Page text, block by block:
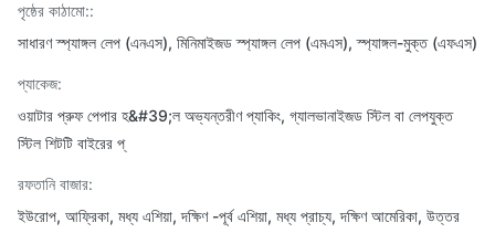
পৃষ্ঠের কাঠামো::
সাধারণ স্প্যাঙ্গল লেপ (এনএস), মিনিমাইজড স্প্যাঙ্গল লেপ (এমএস), স্প্যাঙ্গল-মুক্ত (এফএস)
প্যাকেজ:
ওয়াটার প্রুফ পেপার হ&#39;ল অভ্যন্তরীণ প্যাকিং, গ্যালভানাইজড স্টিল বা লেপযুক্ত
স্টিল শিটটি বাইরের প্
রফতানি বাজার:
ইউরোপ, আফ্রিকা, মধ্য এশিয়া, দক্ষিণ -পূর্ব এশিয়া, মধ্য প্রাচ্য, দক্ষিণ আমেরিকা, উত্তর